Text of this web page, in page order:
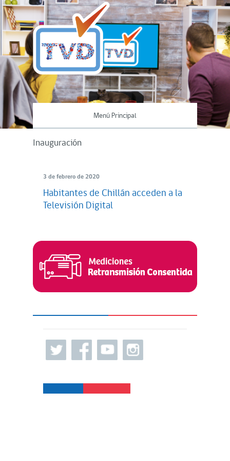
Menú Principal
Inauguración
3 de febrero de 2020
Habitantes de Chillán acceden a la
Televisión Digital